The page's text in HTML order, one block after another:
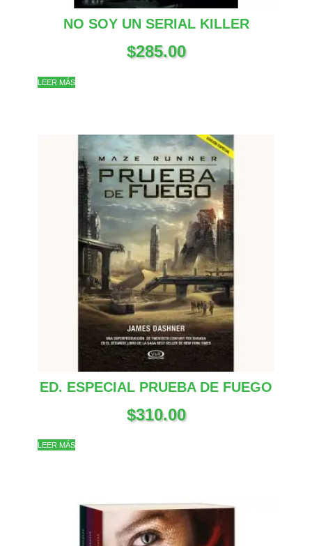
NO SOY UN SERIAL KILLER
$285.00
LEER MÁS
ED. ESPECIAL PRUEBA DE FUEGO
$310.00
LEER MÁS